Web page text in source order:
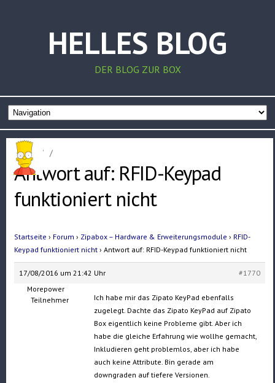
HELLES BLOG
DER BLOG ZUR BOX
Home / /
Antwort auf: RFID-Keypad
funktioniert nicht
Startseite › Forum › Zipabox – Hardware & Erweiterungsmodule › RFID-
Keypad funktioniert nicht › Antwort auf: RFID-Keypad funktioniert nicht
17/08/2016 um 21:42 Uhr
#1770
Morepower
Teilnehmer
Ich habe mir das Zipato KeyPad ebenfalls
zugelegt. Dachte das Zipato KeyPad auf Zipato
Box eigentlich keine Probleme gibt. Aber ich
habe die gleiche Erfahrung wie wollhe gemacht,
Inkludieren geht problemlos, aber ich habe
auch keine Attribute. Bin gerade am
downgraden auf tiefere Versionen.